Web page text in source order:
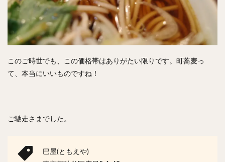
このご時世でも、この価格帯はありがたい限りです。町蕎麦っ
て、本当にいいものですね！
ご馳走さまでした。
巴屋(ともえや)